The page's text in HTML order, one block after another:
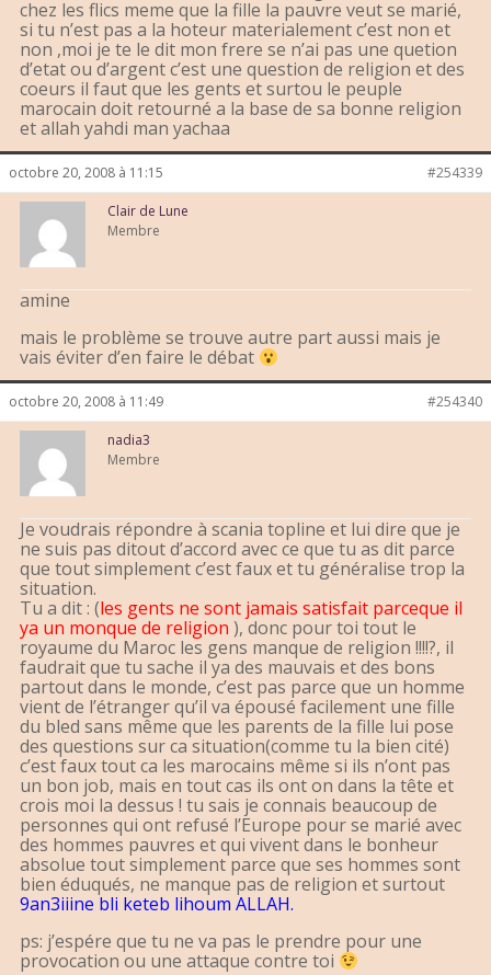
chez les flics meme que la fille la pauvre veut se marié,
si tu n’est pas a la hoteur materialement c’est non et
non ,moi je te le dit mon frere se n’ai pas une quetion
d’etat ou d’argent c’est une question de religion et des
coeurs il faut que les gents et surtou le peuple
marocain doit retourné a la base de sa bonne religion
et allah yahdi man yachaa
octobre 20, 2008 à 11:15 #254339
Clair de Lune
Membre
amine
mais le problème se trouve autre part aussi mais je
vais éviter d’en faire le débat
octobre 20, 2008 à 11:49 #254340
nadia3
Membre
Je voudrais répondre à scania topline et lui dire que je
ne suis pas ditout d’accord avec ce que tu as dit parce
que tout simplement c’est faux et tu généralise trop la
situation.
Tu a dit : (les gents ne sont jamais satisfait parceque il
ya un monque de religion ), donc pour toi tout le
royaume du Maroc les gens manque de religion !!!!?, il
faudrait que tu sache il ya des mauvais et des bons
partout dans le monde, c’est pas parce que un homme
vient de l’étranger qu’il va épousé facilement une fille
du bled sans même que les parents de la fille lui pose
des questions sur ca situation(comme tu la bien cité)
c’est faux tout ca les marocains même si ils n’ont pas
un bon job, mais en tout cas ils ont on dans la tête et
crois moi la dessus ! tu sais je connais beaucoup de
personnes qui ont refusé l’Europe pour se marié avec
des hommes pauvres et qui vivent dans le bonheur
absolue tout simplement parce que ses hommes sont
bien éduqués, ne manque pas de religion et surtout
9an3iiine bli keteb lihoum ALLAH.
ps: j’espére que tu ne va pas le prendre pour une
provocation ou une attaque contre toi